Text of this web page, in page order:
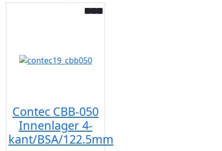
Contec CBB-050
Innenlager 4-
kant/BSA/122.5mm